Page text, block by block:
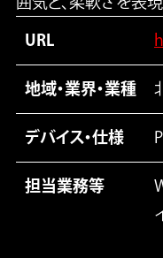
URL
地域・業界・業種
デバイス・仕様
担当業務等